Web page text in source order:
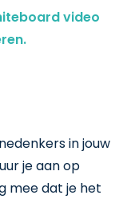
video
in jouw
je aan op
mee dat je het